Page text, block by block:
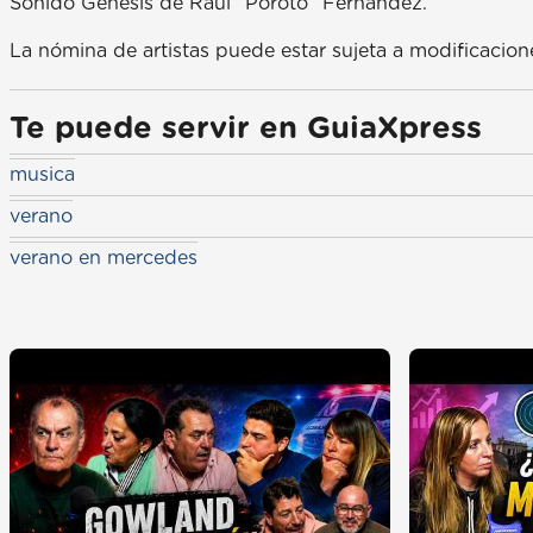
La nómina de artistas puede estar sujeta a
Te puede servir en GuiaXpress
musica
verano
verano en mercedes